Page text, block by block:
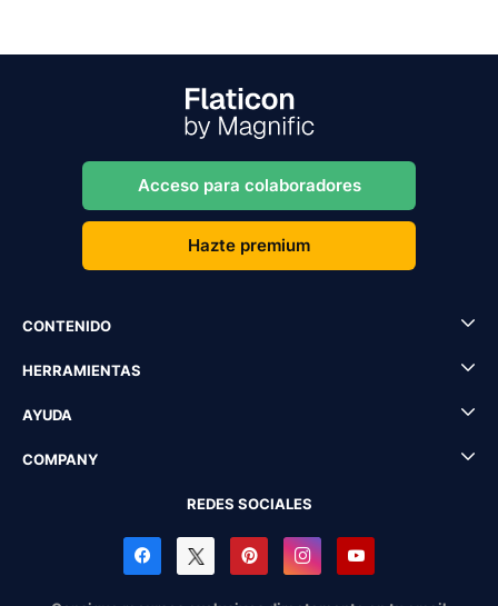
Acceso para colaboradores
Hazte premium
CONTENIDO
HERRAMIENTAS
AYUDA
COMPANY
REDES SOCIALES